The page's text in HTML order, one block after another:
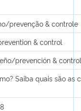
prevenção & controle
& control
prevención & control
Saiba quais são as